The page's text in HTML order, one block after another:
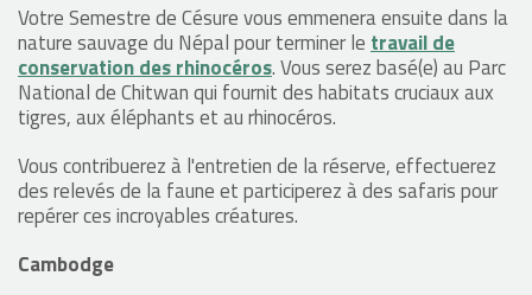
Votre Semestre de Césure vous emmenera ensuite dans la
nature sauvage du Népal pour terminer le travail de
conservation des rhinocéros. Vous serez basé(e) au Parc
National de Chitwan qui fournit des habitats cruciaux aux
tigres, aux éléphants et au rhinocéros.
Vous contribuerez à l'entretien de la réserve, effectuerez
des relevés de la faune et participerez à des safaris pour
repérer ces incroyables créatures.
Cambodge